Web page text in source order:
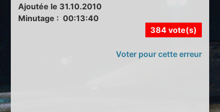
Ajoutée le 31.10.2010
Minutage : 00:13:40
384 vote(s)
Voter pour cette erreur